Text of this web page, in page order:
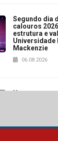
Segundo dia
calouros
estrutura e
Universidade
Mackenzie
06.08.2026
Nova